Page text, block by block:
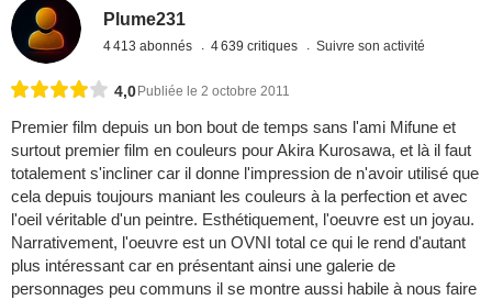
Plume231
4 413 abonnés 4 639 critiques Suivre son activité
4,0 Publiée le 2 octobre 2011
Premier film depuis un bon bout de temps sans l'ami Mifune et
surtout premier film en couleurs pour Akira Kurosawa, et là il faut
totalement s'incliner car il donne l'impression de n'avoir utilisé que
cela depuis toujours maniant les couleurs à la perfection et avec
l'oeil véritable d'un peintre. Esthétiquement, l'oeuvre est un joyau.
Narrativement, l'oeuvre est un OVNI total ce qui le rend d'autant
plus intéressant car en présentant ainsi une galerie de
personnages peu communs il se montre aussi habile à nous faire